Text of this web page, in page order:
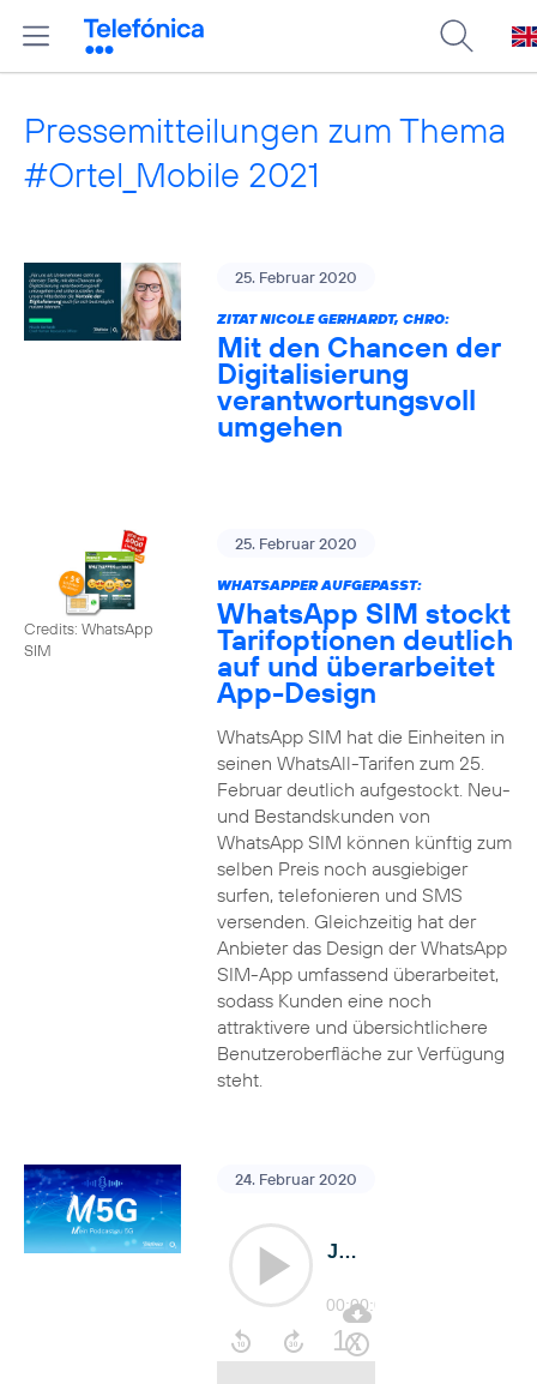
Pressemitteilungen zum Thema
#Ortel_Mobile 2021
25. Februar 2020
ZITAT NICOLE GERHARDT, CHRO:
Mit den Chancen der
Digitalisierung
verantwortungsvoll
umgehen
Credits: WhatsApp
SIM
25. Februar 2020
WHATSAPPER AUFGEPASST:
WhatsApp SIM stockt
Tarifoptionen deutlich
auf und überarbeitet
App-Design
WhatsApp SIM hat die Einheiten in
seinen WhatsAll-Tarifen zum 25.
Februar deutlich aufgestockt. Neu-
und Bestandskunden von
WhatsApp SIM können künftig zum
selben Preis noch ausgiebiger
surfen, telefonieren und SMS
versenden. Gleichzeitig hat der
Anbieter das Design der WhatsApp
SIM-App umfassend überarbeitet,
sodass Kunden eine noch
attraktivere und übersichtlichere
Benutzeroberfläche zur Verfügung
steht.
24. Februar 2020